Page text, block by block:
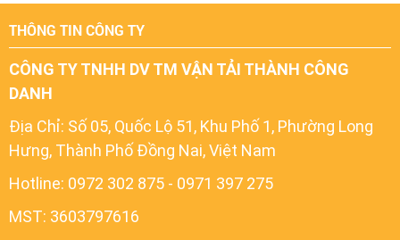
THÔNG TIN CÔNG TY
CÔNG TY TNHH DV TM VẬN TẢI THÀNH CÔNG
DANH
Địa Chỉ: Số 05, Quốc Lộ 51, Khu Phố 1, Phường Long
Hưng, Thành Phố Đồng Nai, Việt Nam
Hotline: 0972 302 875 - 0971 397 275
MST: 3603797616